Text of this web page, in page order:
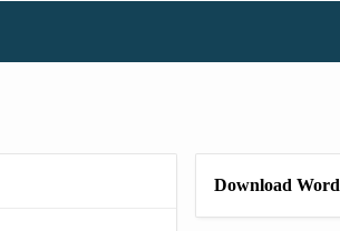
Download Word